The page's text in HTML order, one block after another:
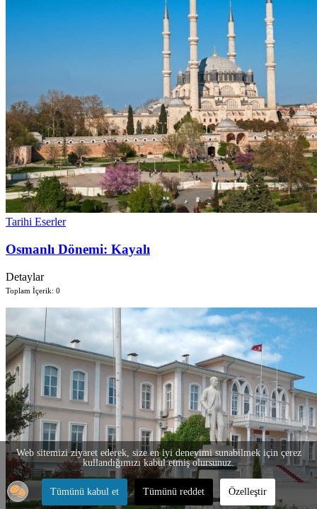
Tarihi Eserler
Osmanlı Dönemi: Kayalı
Detaylar
Toplam İçerik: 0
Web sitemizi ziyaret ederek, size en iyi deneyimi sunabilmek için çerez
kullandığımızı kabul etmiş olursunuz.
Tümünü kabul et Tümünü reddet Özelleştir